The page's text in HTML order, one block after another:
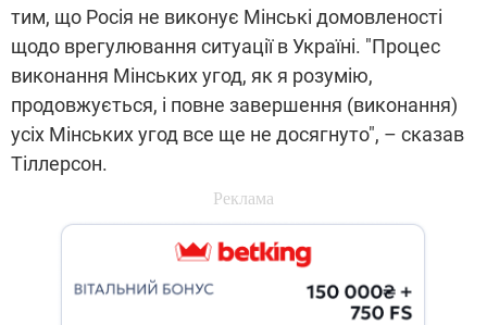
тим, що Росія не виконує Мінські домовленості
щодо врегулювання ситуації в Україні. "Процес
виконання Мінських угод, як я розумію,
продовжується, і повне завершення (виконання)
усіх Мінських угод все ще не досягнуто", – сказав
Тіллерсон.